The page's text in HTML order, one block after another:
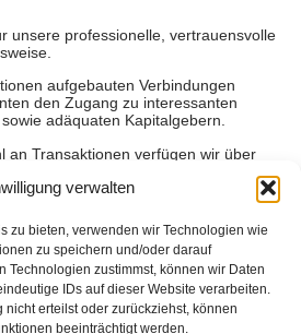
verwalten
zu bieten, verwenden wir Technologien wie
zu speichern und/oder darauf
Technologien zustimmst, können wir Daten
IDs auf dieser Website verarbeiten.
erteilst oder zurückziehst, können
beeinträchtigt werden.
unsere professionelle, vertrauensvolle
aufgebauten Verbindungen
den Zugang zu interessanten
adäquaten Kapitalgebern.
an Transaktionen verfügen wir über